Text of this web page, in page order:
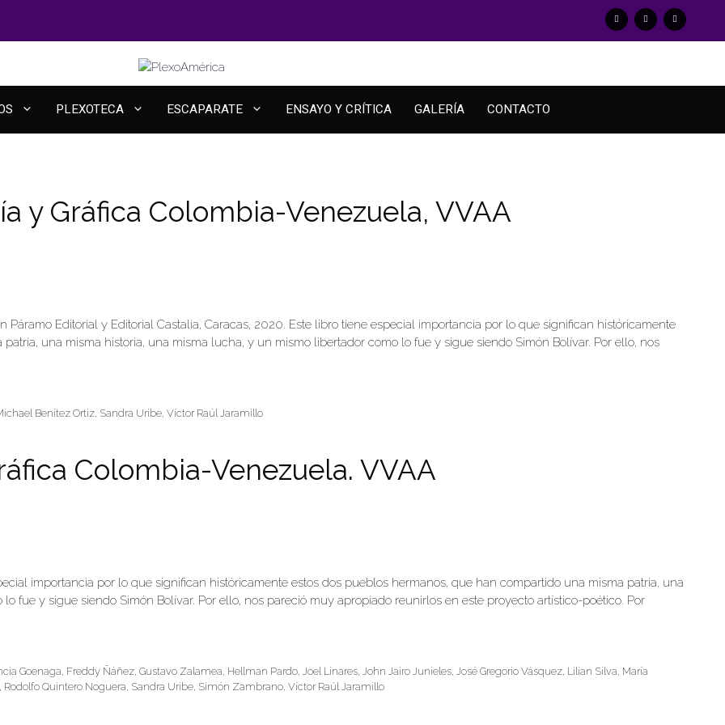
PLEXOTECA ESCAPARATE ENSAYO Y CRÍTICA GALERÍA CONTACTO
y Gráfica Colombia-Venezuela, VVAA
Páramo Editorial y Editorial Castalia, Caracas, 2020. Este libro tiene especial importancia por lo que significan históricamente
una misma historia, una misma lucha, y un mismo libertador como lo fue y sigue siendo Simón Bolívar. Por ello, nos
Benítez Ortiz Sandra Uribe ,Víctor Raúl Jaramillo
Colombia-Venezuela. VVAA
importancia por lo que significan históricamente estos dos pueblos hermanos, que han compartido una misma patria, una
fue y sigue siendo Simón Bolívar. Por ello, nos pareció muy apropiado reunirlos en este proyecto artístico-poético. Por
Goenaga Freddy Ñáñez ,Gustavo Zalamea Hellman Pardo Joel Linares John Jairo Junieles José Gregorio Vásquez Lilian Silva María
Rodolfo Quintero Noguera Sandra Uribe Simón Zambrano Víctor Raúl Jaramillo